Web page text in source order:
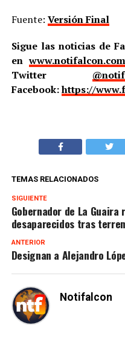
Fuente: Versión Final
Sigue las noticias de
enwww.notifalcon.com
Twitter
Facebook:https://
TEMAS RELACIONADOS
SIGUIENTE
Gobernador de La
desaparecidos tras
ANTERIOR
Designan a Alejandro
Notifalcon